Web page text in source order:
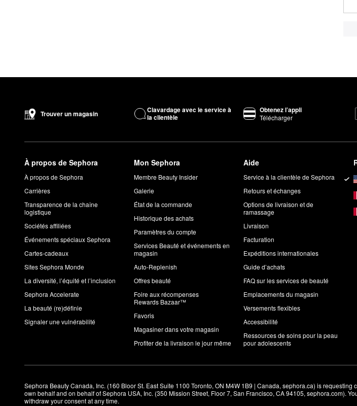
Trouver un magasin
Clavardage avec le service à
la clientèle
Obtenez l’appli
Télécharger
À propos de Sephora
À propos de Sephora
Carrières
Transparence de la chaîne
logistique
Sociétés affiliées
Événements spéciaux Sephora
Cartes-cadeaux
Sites Sephora Monde
La diversité, l’équité et l’inclusion
Sephora Accelerate
La beauté (re)définie
Signaler une vulnérabilité
Mon Sephora
Membre Beauty Insider
Galerie
État de la commande
Historique des achats
Paramètres du compte
Services Beauté et événements en
magasin
Auto-Replenish
Offres beauté
Foire aux récompenses
Rewards Bazaar™
Favoris
Magasiner dans votre magasin
Profiter de la livraison le jour même
Aide
Service à la clientèle de Sephora
Retours et échanges
Options de livraison et de
ramassage
Livraison
Facturation
Expéditions internationales
Guide d’achats
FAQ sur les services de beauté
Emplacements du magasin
Versements flexibles
Accessibilité
Ressources de soins pour la peau
pour adolescents
Sephora Beauty Canada, Inc. (160 Bloor St. East Suite 1100 Toronto, ON M4W 1B9 | Canada, sephora.ca) is requesting
own behalf and on behalf of Sephora USA, Inc. (350 Mission Street, Floor 7, San Francisco, CA 94105, sephora.com).
withdraw your consent at any time.